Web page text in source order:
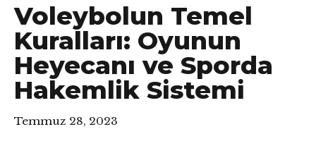
Voleybolun Temel
Kuralları: Oyunun
Heyecanı ve Sporda
Hakemlik Sistemi
Temmuz 28, 2023